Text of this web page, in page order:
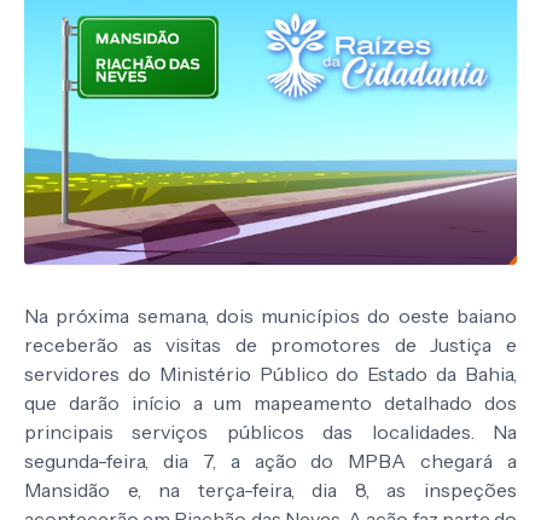
Na próxima semana, dois municípios do oeste baiano
receberão as visitas de promotores de Justiça e
servidores do Ministério Público do Estado da Bahia,
que darão início a um mapeamento detalhado dos
principais serviços públicos das localidades. Na
segunda-feira, dia 7, a ação do MPBA chegará a
Mansidão e, na terça-feira, dia 8, as inspeções